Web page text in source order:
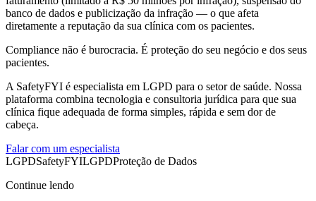
banco de dados e publicização da infração — o que afeta
diretamente a reputação da sua clínica com os pacientes.
Compliance não é burocracia. É proteção do seu negócio e dos seus
pacientes.
A SafetyFYI é especialista em LGPD para o setor de saúde. Nossa
plataforma combina tecnologia e consultoria jurídica para que sua
clínica fique adequada de forma simples, rápida e sem dor de
cabeça.
Falar com um especialista
LGPDSafetyFYILGPDProteção de Dados
Continue lendo